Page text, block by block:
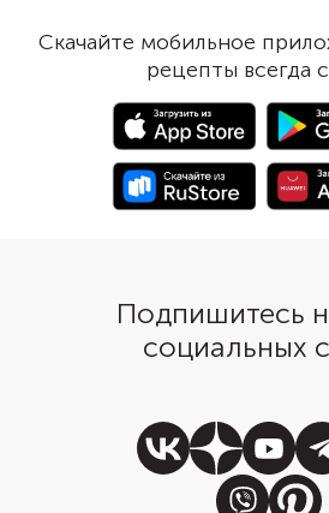
поэтому не готовьте его с
большим запасом времени.
Скачайте мобильное
рецепты всегда
Подпишитесь
социальных